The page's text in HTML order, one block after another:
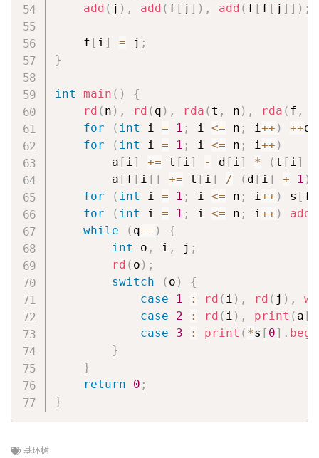
add ( j ) , add ( f [ j ] ) , add ( f [ f [ j ] ] ) ;
    f
[ i ] = j ;
}
int main ( )
{
rd ( n ) , rd ( q ) , rda ( t , n ) , rda ( f ,
for
( int i = 1 ; i <= n ; i ++ ) ++d
for
( int i = 1 ; i <= n ; i ++ )
        a
[ i ] += t [ i ] - d [ i ] * ( t [ i ]
        a
[ f [ i ] ] += t [ i ] / ( d [ i ] + 1 )
for
( int i = 1 ; i <= n ; i ++ ) s [ f
for
( int i = 1 ; i <= n ; i ++ ) add
while
( q-- )
{
int o , i , j ;
rd ( o ) ;
switch
( o )
{
case
1 : rd ( i ) , rd ( j ) ,
case
2 : rd ( i ) , print ( a [
case
3 : print ( *s [ 0] .
}
}
return
0 ;
}
基环树